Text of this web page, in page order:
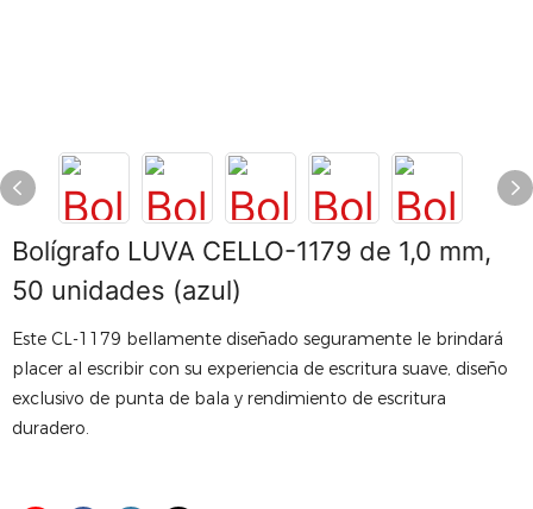
Bolígrafo LUVA CELLO-1179 de 1,0 mm,
50 unidades (azul)
Este CL-1179 bellamente diseñado seguramente le brindará
placer al escribir con su experiencia de escritura suave, diseño
exclusivo de punta de bala y rendimiento de escritura
duradero.